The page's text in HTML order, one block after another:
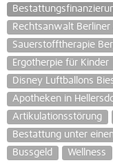
Rechtsanwalt Berliner
Sauerstofftherapie
Ergotherpie für Kinder
Disney Luftballons
Apotheken in
Artikulationsstörung
Bestattung unter
Bussgeld
Wellness